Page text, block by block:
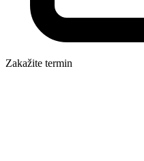
Zakažite termin